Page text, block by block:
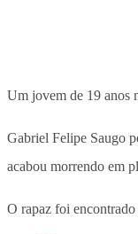
Um jovem de 19 anos
Gabriel Felipe Saugo
acabou morrendo em
O rapaz foi